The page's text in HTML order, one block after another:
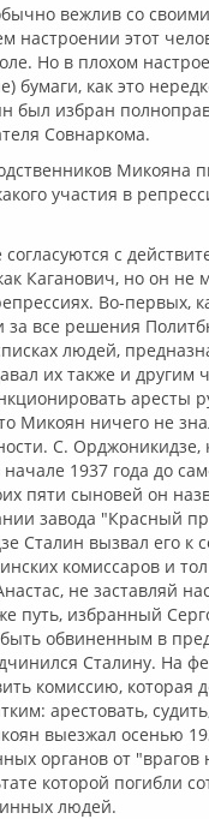
вежлив со
настроении этот
Но в плохом
как это
был избран
Совнаркома.
Микояна
участия в
с
Каганович, но он не
Во-
за все решения
людей,
их также и
аресты
Микоян ничего не
С. Орджоникидзе,
1937 года до
пяти сыновей он
завода "Красный
Сталин вызвал его к
комиссаров и
не заставляй
путь, избранный
обвиненным в
Сталину. На
комиссию, которая
арестовать,
выезжал осенью
органов от
которой погибли
людей.